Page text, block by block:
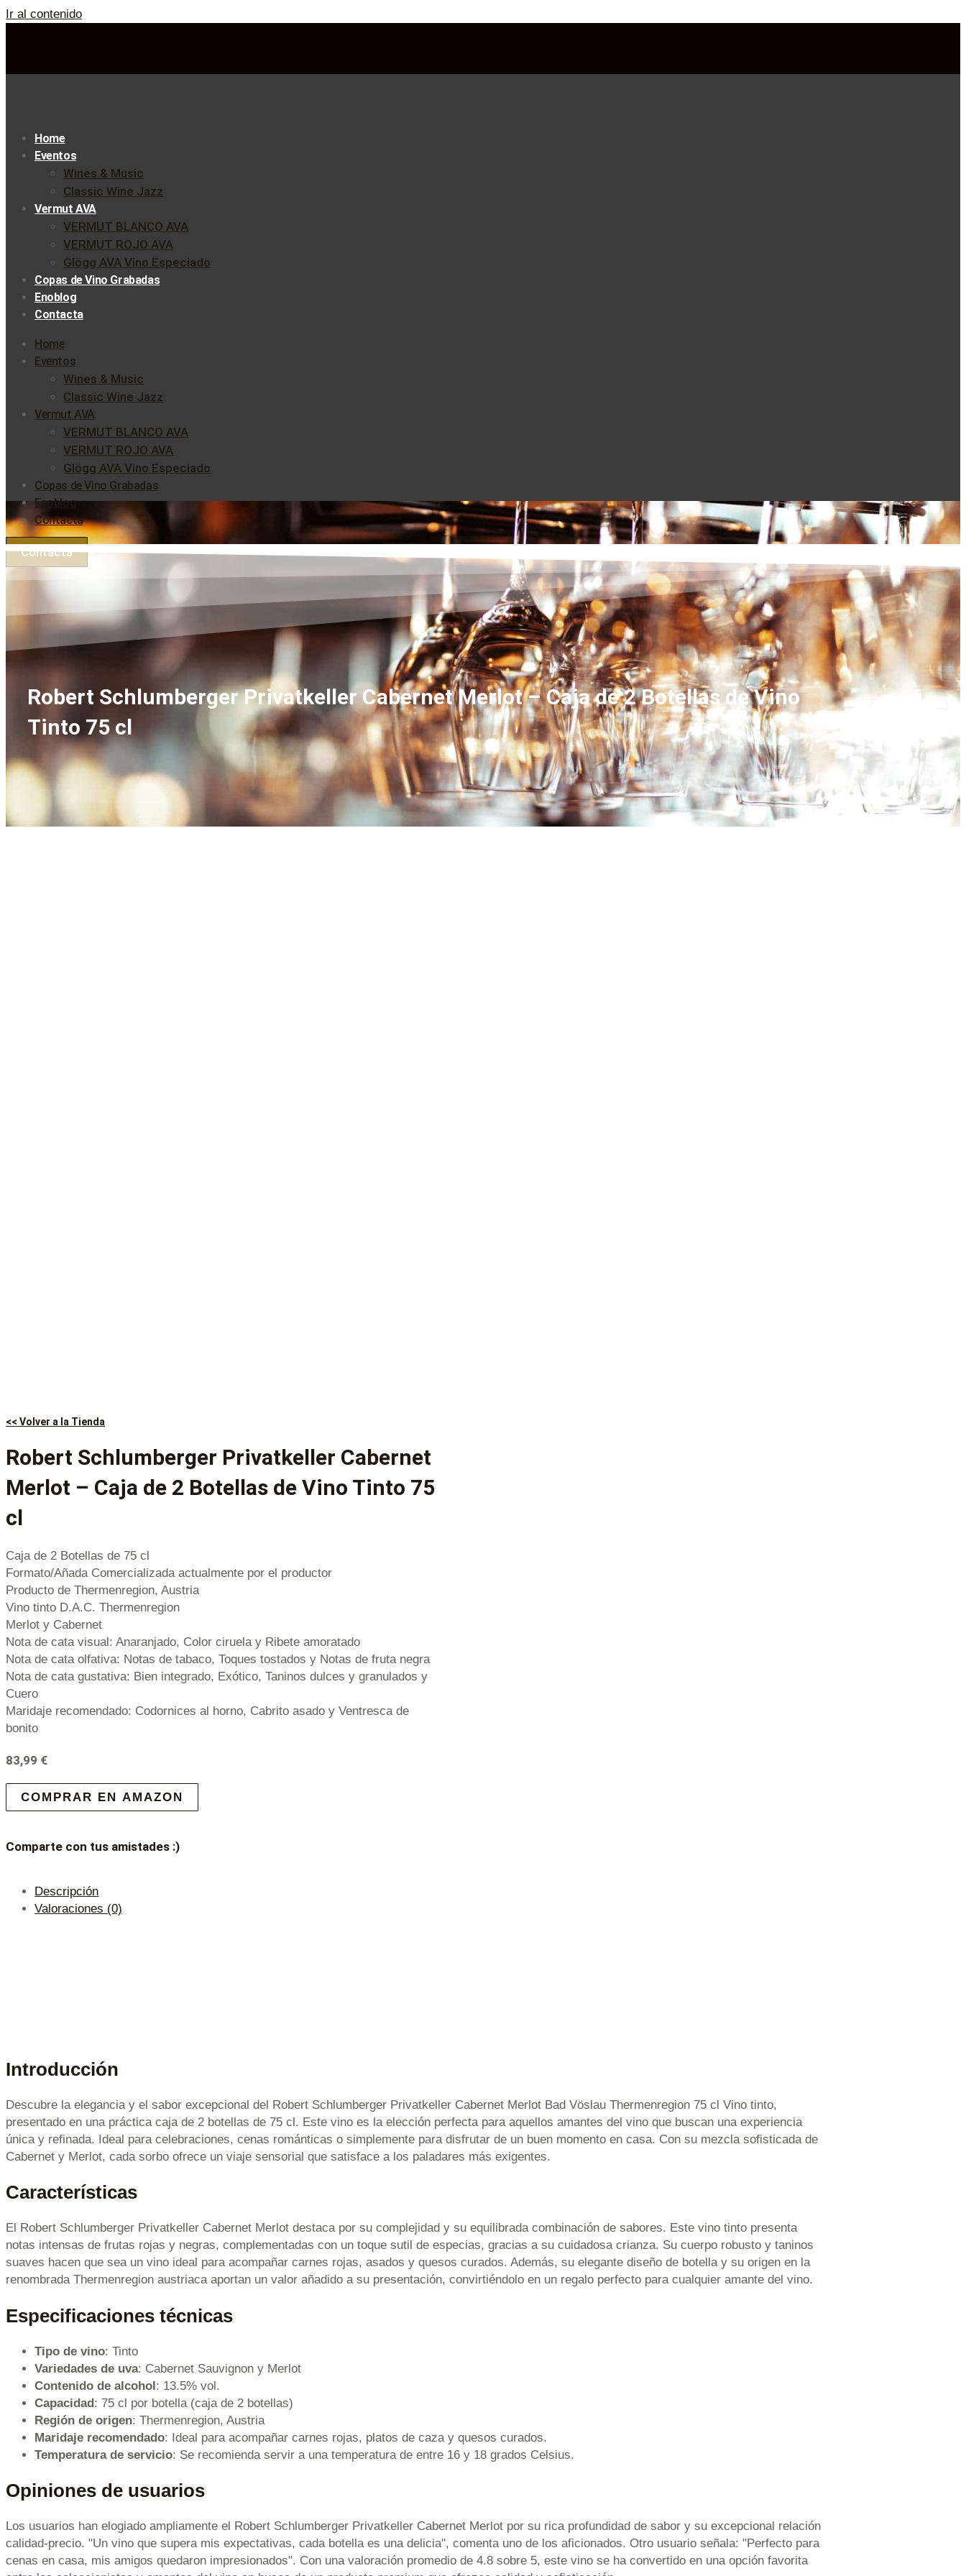
Ir al contenido
Home
Eventos
Wines & Music
Classic Wine Jazz
Vermut AVA
VERMUT BLANCO AVA
VERMUT ROJO AVA
Glögg AVA Vino Especiado
Copas de Vino Grabadas
Enoblog
Contacta
Home
Eventos
Wines & Music
Classic Wine Jazz
Vermut AVA
VERMUT BLANCO AVA
VERMUT ROJO AVA
Glögg AVA Vino Especiado
Copas de Vino Grabadas
Enoblog
Contacta
Contacta
Robert Schlumberger Privatkeller Cabernet Merlot – Caja de 2 Botellas de Vino
Tinto 75 cl
<< Volver a la Tienda
Robert Schlumberger Privatkeller Cabernet
Merlot – Caja de 2 Botellas de Vino Tinto 75
cl
Caja de 2 Botellas de 75 cl
Formato/Añada Comercializada actualmente por el productor
Producto de Thermenregion, Austria
Vino tinto D.A.C. Thermenregion
Merlot y Cabernet
Nota de cata visual: Anaranjado, Color ciruela y Ribete amoratado
Nota de cata olfativa: Notas de tabaco, Toques tostados y Notas de fruta negra
Nota de cata gustativa: Bien integrado, Exótico, Taninos dulces y granulados y
Cuero
Maridaje recomendado: Codornices al horno, Cabrito asado y Ventresca de
bonito
83,99 €
COMPRAR EN AMAZON
Comparte con tus amistades :)
Descripción
Valoraciones (0)
Introducción
Descubre la elegancia y el sabor excepcional del Robert Schlumberger Privatkeller Cabernet Merlot Bad Vöslau Thermenregion 75 cl Vino tinto,
presentado en una práctica caja de 2 botellas de 75 cl. Este vino es la elección perfecta para aquellos amantes del vino que buscan una experiencia
única y refinada. Ideal para celebraciones, cenas románticas o simplemente para disfrutar de un buen momento en casa. Con su mezcla sofisticada de
Cabernet y Merlot, cada sorbo ofrece un viaje sensorial que satisface a los paladares más exigentes.
Características
El Robert Schlumberger Privatkeller Cabernet Merlot destaca por su complejidad y su equilibrada combinación de sabores. Este vino tinto presenta
notas intensas de frutas rojas y negras, complementadas con un toque sutil de especias, gracias a su cuidadosa crianza. Su cuerpo robusto y taninos
suaves hacen que sea un vino ideal para acompañar carnes rojas, asados y quesos curados. Además, su elegante diseño de botella y su origen en la
renombrada Thermenregion austriaca aportan un valor añadido a su presentación, convirtiéndolo en un regalo perfecto para cualquier amante del vino.
Especificaciones técnicas
Tipo de vino: Tinto
Variedades de uva: Cabernet Sauvignon y Merlot
Contenido de alcohol: 13.5% vol.
Capacidad: 75 cl por botella (caja de 2 botellas)
Región de origen: Thermenregion, Austria
Maridaje recomendado: Ideal para acompañar carnes rojas, platos de caza y quesos curados.
Temperatura de servicio: Se recomienda servir a una temperatura de entre 16 y 18 grados Celsius.
Opiniones de usuarios
Los usuarios han elogiado ampliamente el Robert Schlumberger Privatkeller Cabernet Merlot por su rica profundidad de sabor y su excepcional relación
calidad-precio. "Un vino que supera mis expectativas, cada botella es una delicia", comenta uno de los aficionados. Otro usuario señala: "Perfecto para
cenas en casa, mis amigos quedaron impresionados". Con una valoración promedio de 4.8 sobre 5, este vino se ha convertido en una opción favorita